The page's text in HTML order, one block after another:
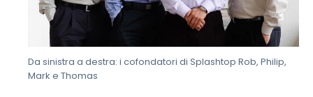
Da sinistra a destra: i cofondatori di Splashtop Rob, Philip,
Mark e Thomas